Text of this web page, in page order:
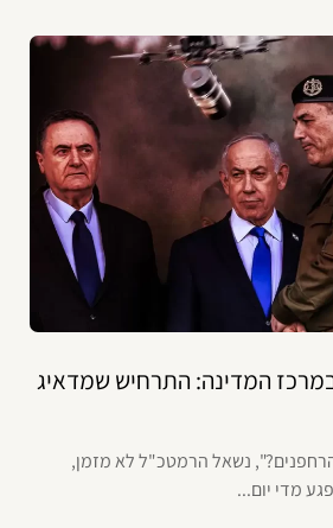
המדינה: התרחיש שמדאיג
נשאל הרמטכ"ל לא מזמן,
מדי יום...